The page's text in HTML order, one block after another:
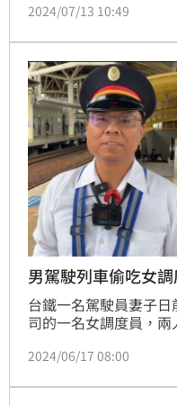
沒有直接證據顯示司機
分。
2024/07/13 10:49
男駕駛列車偷吃女
台鐵一名駕駛員妻子
司的一名女調度員，
後2人還邊開車邊電愛
規行為的台鐵屏東潮
2024/06/17 08:00